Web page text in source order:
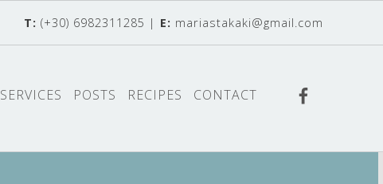
SERVICES POSTS RECIPES CONTACT
T:(+30) 6982311285 | E: mariastakaki@gmail.com